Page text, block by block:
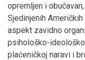
opremljen i
Sjedinjenih
aspekt zavidno
psihološko-
plaćeničkoj naravi i